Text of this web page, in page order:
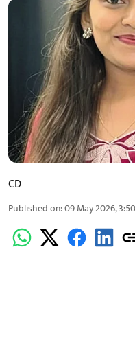
CD
Published on:09 May 2026,